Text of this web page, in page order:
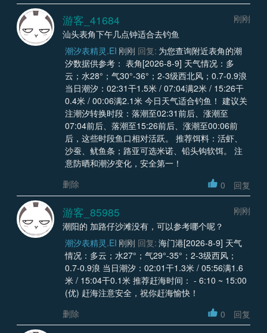
游客_41684
刚刚
汕头表角下午几点钟适合去钓鱼
潮汐表精灵.EI 刚刚 回复: 为您查询附近表角的潮
汐数据供参考： 表角[2026-8-9] 天气情况：多
云；水28°；气30°-36°；2-3级西北风；0.7-0.9浪
当日潮汐：02:31干1.5米 / 07:04满2米 / 15:26干
0.4米 / 00:06满2.1米 今日天气适合钓鱼！ 建议关
注潮汐转换时段：落潮至02:31前后、涨潮至
07:04前后、落潮至15:26前后、涨潮至00:06前
后，这些时段鱼口相对活跃。 推荐饵料：活虾、
沙蚕、鱿鱼条；路亚可选米诺、铅头钩软饵。 注
意防晒和潮汐变化，安全第一！
删除
0 回复
游客_85985
刚刚
潮阳的 加路仔沙滩没有，可以参考哪个呢？
潮汐表精灵.EI 刚刚 回复: 海门港[2026-8-9] 天气
情况：多云；水27°；气29°-35°；2-3级西风；
0.7-0.9浪 当日潮汐：02:01干1.3米 / 05:56满1.6
米 / 15:04干0.1米 推荐赶海时间： - 6:10 ~ 15:00
(优) 赶海注意安全，祝你赶海愉快！
删除
0 回复